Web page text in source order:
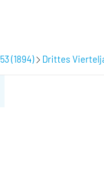
53 (1894) Drittes